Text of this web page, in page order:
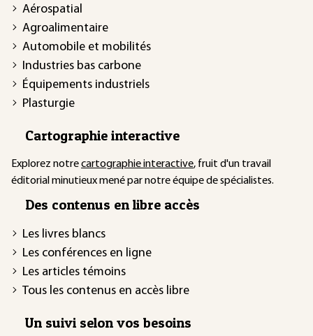
Aérospatial
Agroalimentaire
Automobile et mobilités
Industries bas carbone
Équipements industriels
Plasturgie
Cartographie interactive
Explorez notrecartographie interactive, fruit d'un travail
éditorial minutieux mené par notre équipe de spécialistes.
Des contenus en libre accès
Les livres blancs
Les conférences en ligne
Les articles témoins
Tous les contenus en accès libre
Un suivi selon vos besoins